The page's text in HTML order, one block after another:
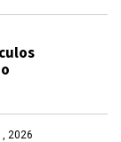
2026